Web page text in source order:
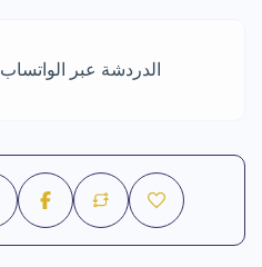
الدردشة عبر الواتساب